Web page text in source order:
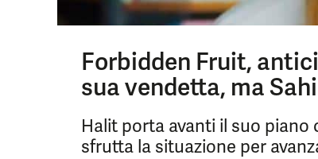
Forbidden Fruit,
sua vendetta, ma
Halit porta avanti il suo piano
sfrutta la situazione per